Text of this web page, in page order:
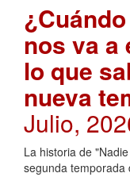
nos va a
lo que
nueva
Julio,
La historia de
segunda temporada